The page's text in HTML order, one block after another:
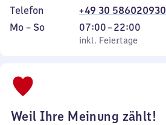
Telefon
+49 30 586020930
Montag
Mo – So,
inkl. Feiertage
07:00–22:00
Von
7
inkl. Feiertage
Weil Ihre Meinung zählt!